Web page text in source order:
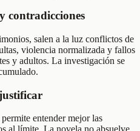
contradicciones
salen a la luz conflictos de
violencia normalizada y fallos
y adultos. La investigación se
entender mejor las